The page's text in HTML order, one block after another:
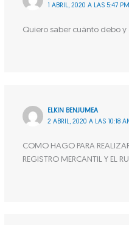
1 ABRIL, 2020 A LAS 5:47 PM
Quiero saber cuánto debo
ELKIN BENJUMEA
2 ABRIL, 2020 A LAS 10:18
COMO HAGO PARA
REGISTRO MERCANTIL Y EL